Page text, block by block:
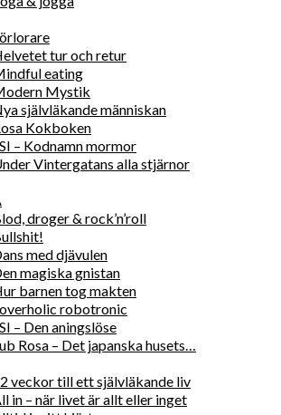
tur och retur
eating
Mystik
självläkande människan
Kokboken
– Kodnamn mormor
Vintergatans alla stjärnor
droger & rock’n’roll
med djävulen
magiska gnistan
barnen tog makten
robotronic
– Den aningslöse
Rosa – Det japanska husets…
veckor till ett självläkande liv
in – när livet är allt eller inget